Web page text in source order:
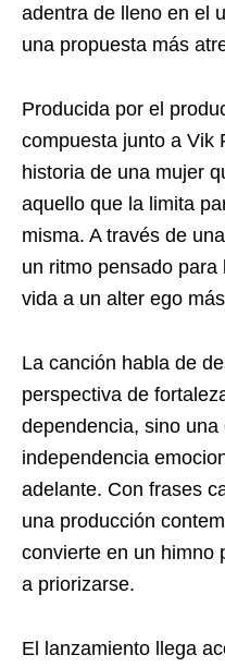
adentra de lleno en el
una propuesta más
Producida por el
compuesta junto a Vik
historia de una mujer
aquello que la limita
misma. A través de
un ritmo pensado
vida a un alter ego
La canción habla de
perspectiva de
dependencia, sino
independencia
adelante. Con frases
una producción
convierte en un himno
a priorizarse.
El lanzamiento llega